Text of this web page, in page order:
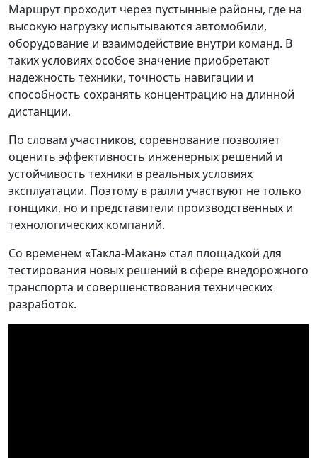
Маршрут проходит через пустынные районы, где на
высокую нагрузку испытываются автомобили,
оборудование и взаимодействие внутри команд. В
таких условиях особое значение приобретают
надежность техники, точность навигации и
способность сохранять концентрацию на длинной
дистанции.
По словам участников, соревнование позволяет
оценить эффективность инженерных решений и
устойчивость техники в реальных условиях
эксплуатации. Поэтому в ралли участвуют не только
гонщики, но и представители производственных и
технологических компаний.
Со временем «Такла-Макан» стал площадкой для
тестирования новых решений в сфере внедорожного
транспорта и совершенствования технических
разработок.